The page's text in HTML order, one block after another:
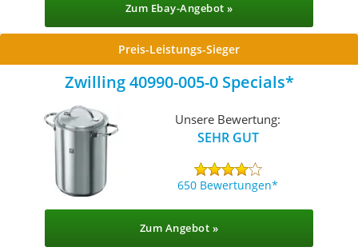
Zum Ebay-Angebot »
Preis-Leistungs-Sieger
Zwilling 40990-005-0 Specials
Unsere Bewertung:
SEHR GUT
650 Bewertungen
Zum Angebot »